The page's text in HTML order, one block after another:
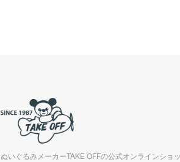
ぬいぐるみメーカーTAKE OFFの公式オンラインシ